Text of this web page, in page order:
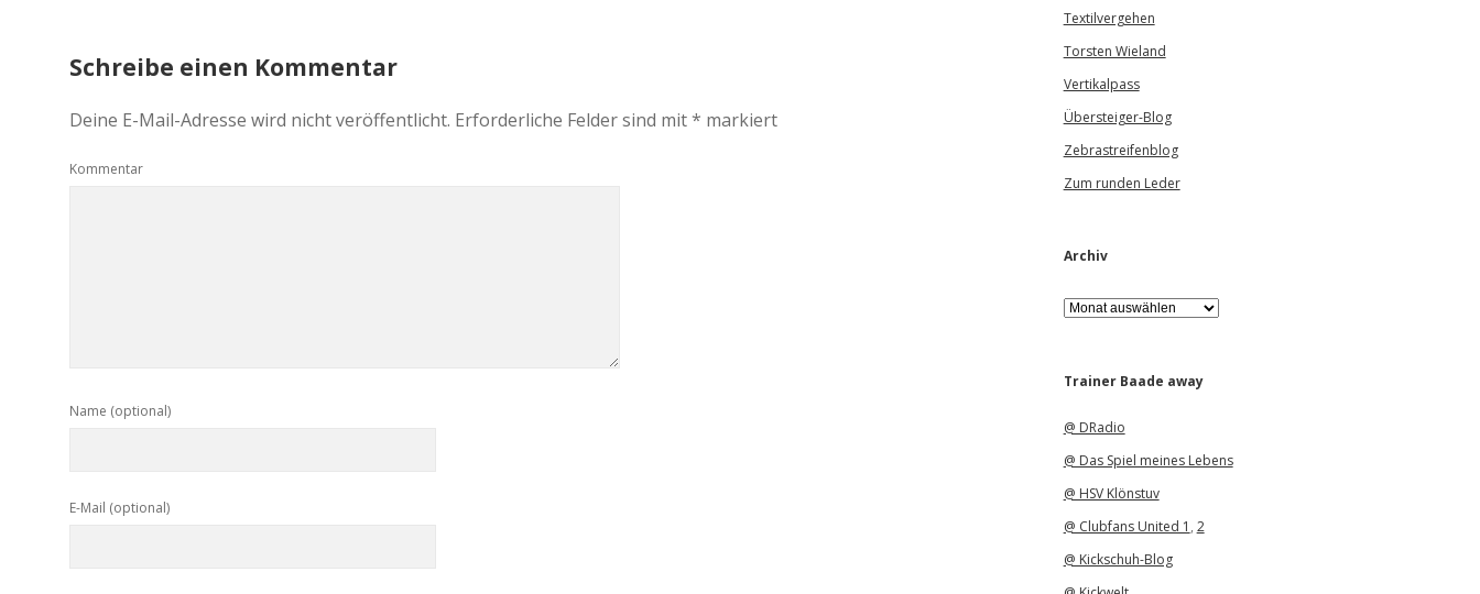
Schreibe einen Kommentar
Deine E-Mail-Adresse wird nicht veröffentlicht. Erforderliche Felder sind mit* markiert
Kommentar
Name (optional)
E-Mail (optional)
Textilvergehen
Torsten Wieland
Vertikalpass
Übersteiger-Blog
Zebrastreifenblog
Zum runden Leder
Archiv
A
r
iTrainer Baade away
@ DRadio
@ Das Spiel meines Lebens
@ HSV Klönstuv
@ Clubfans United 1 , 2
@ Kickschuh-Blog